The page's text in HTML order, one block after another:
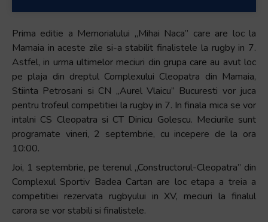
Prima editie a Memorialului „Mihai Naca” care are loc la
Mamaia in aceste zile si-a stabilit finalistele la rugby in 7.
Astfel, in urma ultimelor meciuri din grupa care au avut loc
pe plaja din dreptul Complexului Cleopatra din Mamaia,
Stiinta Petrosani si CN „Aurel Vlaicu” Bucuresti vor juca
pentru trofeul competitiei la rugby in 7. In finala mica se vor
intalni CS Cleopatra si CT Dinicu Golescu. Meciurile sunt
programate vineri, 2 septembrie, cu incepere de la ora
10:00.
Joi, 1 septembrie, pe terenul „Constructorul-Cleopatra” din
Complexul Sportiv Badea Cartan are loc etapa a treia a
competitiei rezervata rugbyului in XV, meciuri la finalul
carora se vor stabili si finalistele.